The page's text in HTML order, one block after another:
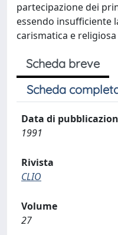
partecipazione dei
essendo insufficiente
carismatica e
Scheda breve
Scheda
Data di
1991
Rivista
CLIO
Volume
27